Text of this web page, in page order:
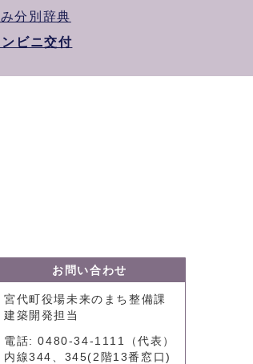
分別辞典
ビニ交付
お問い合わせ
宮代町役場未来のまち整備課
建築開発担当
電話: 0480-34-1111（代表）
内線344、345(2階13番窓口)